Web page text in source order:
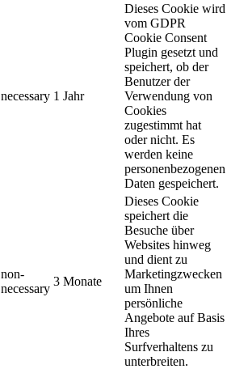
necessary 1 Jahr
Dieses Cookie wird
vom GDPR
Cookie Consent
Plugin gesetzt und
speichert, ob der
Benutzer der
Verwendung von
Cookies
zugestimmt hat
oder nicht. Es
werden keine
personenbezogenen
Daten gespeichert.
non-
necessary
3 Monate
Dieses Cookie
speichert die
Besuche über
Websites hinweg
und dient zu
Marketingzwecken
um Ihnen
persönliche
Angebote auf Basis
Ihres
Surfverhaltens zu
unterbreiten.